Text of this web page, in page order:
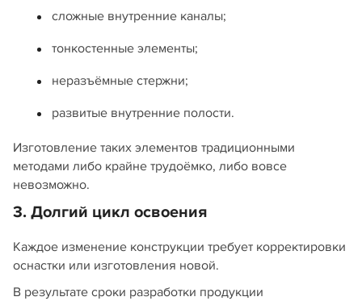
сложные внутренние каналы;
тонкостенные элементы;
неразъёмные стержни;
развитые внутренние полости.
Изготовление таких элементов традиционными
методами либо крайне трудоёмко, либо вовсе
невозможно.
3. Долгий цикл освоения
Каждое изменение конструкции требует корректировки
оснастки или изготовления новой.
В результате сроки разработки продукции